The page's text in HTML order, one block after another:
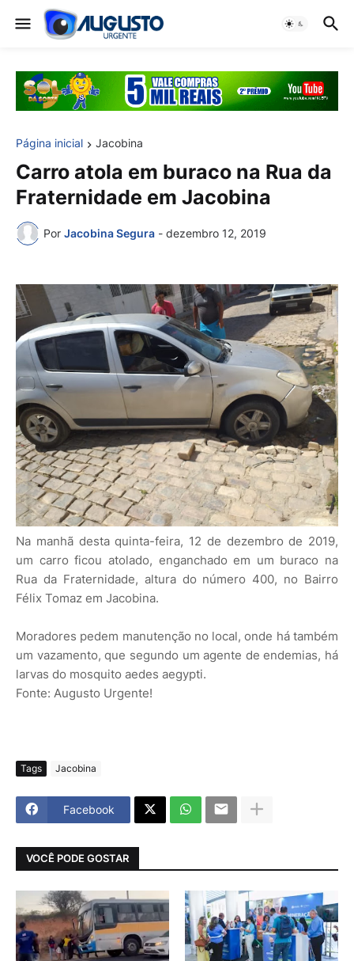
Página inicial Jacobina
Carro atola em buraco na Rua da
Fraternidade em Jacobina
Por Jacobina Segura - dezembro 12, 2019
Na manhã desta quinta-feira, 12 de dezembro de 2019,
um carro ficou atolado, enganchado em um buraco na
Rua da Fraternidade, altura do número 400, no Bairro
Félix Tomaz em Jacobina.
Moradores pedem manutenção no local, onde há também
um vazamento, que segundo um agente de endemias, há
larvas do mosquito aedes aegypti.
Fonte: Augusto Urgente!
Tags Jacobina
Facebook
VOCÊ PODE GOSTAR